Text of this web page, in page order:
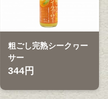
粗ごし完熟シークヮー
サー
344円